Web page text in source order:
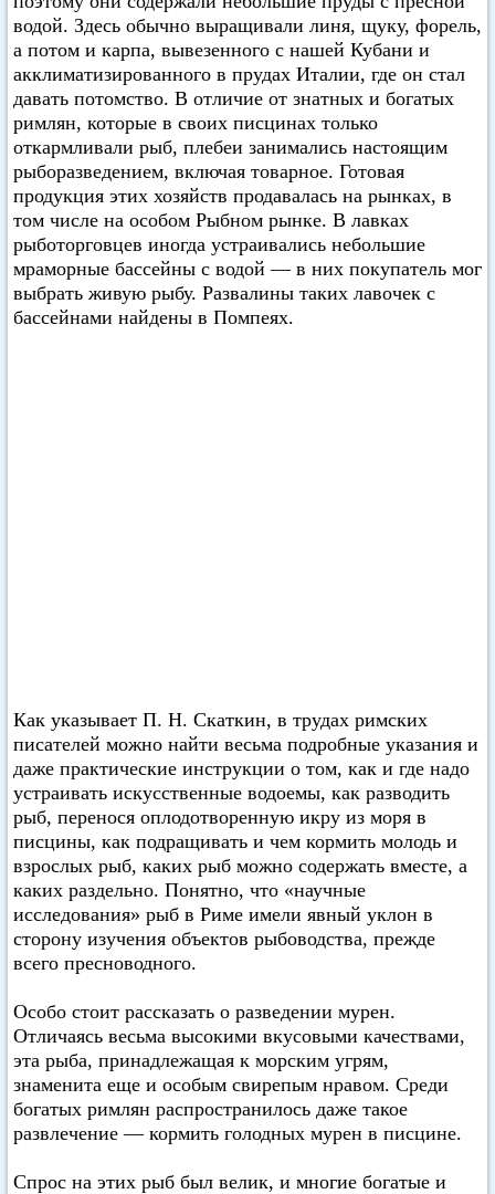
водой. Здесь обычно выращивали линя, щуку, форель,
а потом и карпа, вывезенного с нашей Кубани и
акклиматизированного в прудах Италии, где он стал
давать потомство. В отличие от знатных и богатых
римлян, которые в своих писцинах только
откармливали рыб, плебеи занимались настоящим
рыборазведением, включая товарное. Готовая
продукция этих хозяйств продавалась на рынках, в
том числе на особом Рыбном рынке. В лавках
рыботорговцев иногда устраивались небольшие
мраморные бассейны с водой — в них покупатель мог
выбрать живую рыбу. Развалины таких лавочек с
бассейнами найдены в Помпеях.
Как указывает П. Н. Скаткин, в трудах римских
писателей можно найти весьма подробные указания и
даже практические инструкции о том, как и где надо
устраивать искусственные водоемы, как разводить
рыб, перенося оплодотворенную икру из моря в
писцины, как подращивать и чем кормить молодь и
взрослых рыб, каких рыб можно содержать вместе, а
каких раздельно. Понятно, что «научные
исследования» рыб в Риме имели явный уклон в
сторону изучения объектов рыбоводства, прежде
всего пресноводного.
Особо стоит рассказать о разведении мурен.
Отличаясь весьма высокими вкусовыми качествами,
эта рыба, принадлежащая к морским угрям,
знаменита еще и особым свирепым нравом. Среди
богатых римлян распространилось даже такое
развлечение — кормить голодных мурен в писцине.
Спрос на этих рыб был велик, и многие богатые и